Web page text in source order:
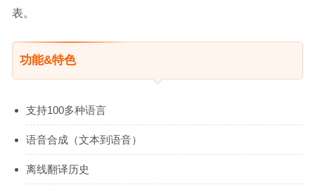
表。
功能&特色
支持100多种语言
语音合成（文本到语音）
离线翻译历史